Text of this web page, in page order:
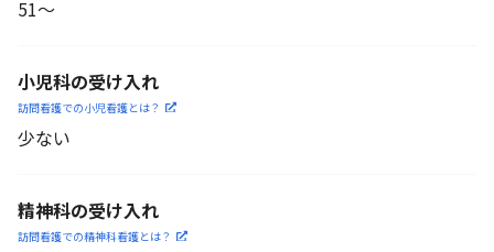
51〜
小児科の受け入れ
訪問看護での小児看護とは？
少ない
精神科の受け入れ
訪問看護での精神科看護とは？